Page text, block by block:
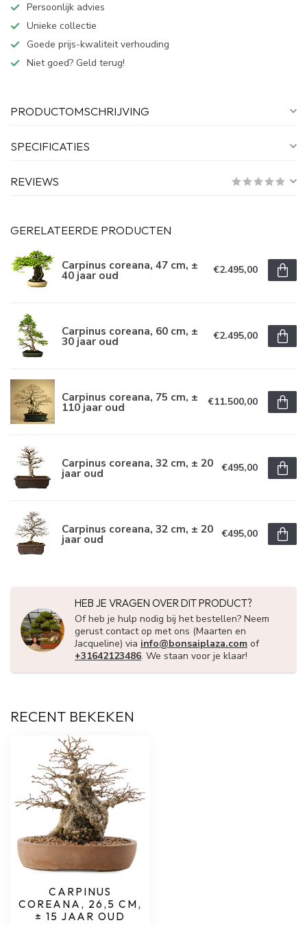
Persoonlijk advies
Unieke collectie
Goede prijs-kwaliteit verhouding
Niet goed? Geld terug!
PRODUCTOMSCHRIJVING
SPECIFICATIES
REVIEWS
GERELATEERDE PRODUCTEN
Carpinus coreana, 47 cm, ±
40 jaar oud €2.495,00
Carpinus coreana, 60 cm, ±
30 jaar oud €2.495,00
Carpinus coreana, 75 cm, ±
110 jaar oud €11.500,00
Carpinus coreana, 32 cm, ± 20
jaar oud €495,00
Carpinus coreana, 32 cm, ± 20
jaar oud €495,00
HEB JE VRAGEN OVER DIT PRODUCT?
Of heb je hulp nodig bij het bestellen? Neem
gerust contact op met ons (Maarten en
Jacqueline) via info@bonsaiplaza.com of
+31642123486. We staan voor je klaar!
RECENT BEKEKEN
CARPINUS
COREANA, 26,5 CM,
± 15 JAAR OUD